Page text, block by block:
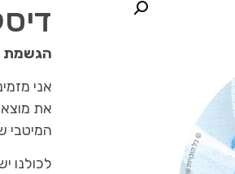
הגשמת
את
המיטבי
לכולנו